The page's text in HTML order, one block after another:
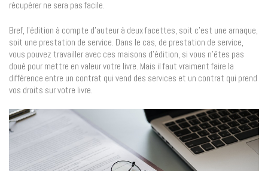
récupérer ne sera pas facile.
Bref, l’édition à compte d’auteur à deux facettes, soit c’est une arnaque,
soit une prestation de service. Dans le cas, de prestation de service,
vous pouvez travailler avec ces maisons d’édition, si vous n’êtes pas
doué pour mettre en valeur votre livre. Mais il faut vraiment faire la
différence entre un contrat qui vend des services et un contrat qui prend
vos droits sur votre livre.